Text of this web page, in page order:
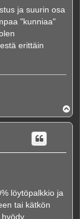
ja suurin osa
"kunniaa"
erittäin
l
ö
löytöpalkkio ja
tai kätkön